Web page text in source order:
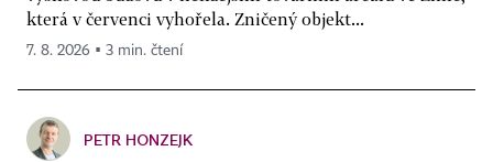
která v červenci vyhořela. Zničený objekt...
7. 8. 2026 ▪ 3 min. čtení
PETR HONZEJK